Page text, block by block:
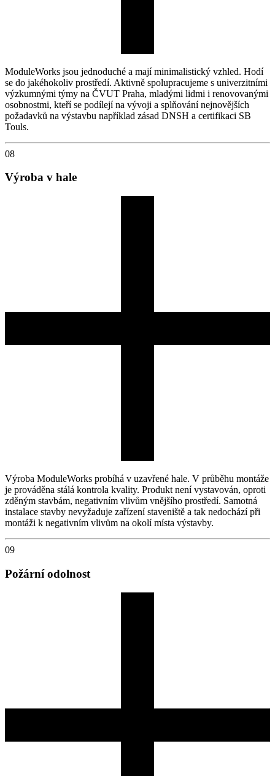
ModuleWorks jsou jednoduché a mají minimalistický vzhled. Hodí
se do jakéhokoliv prostředí. Aktivně spolupracujeme s univerzitními
výzkumnými týmy na ČVUT Praha, mladými lidmi i renovovanými
osobnostmi, kteří se podílejí na vývoji a splňování nejnovějších
požadavků na výstavbu například zásad DNSH a certifikaci SB
Touls.
08
Výroba v hale
Výroba ModuleWorks probíhá v uzavřené hale. V průběhu montáže
je prováděna stálá kontrola kvality. Produkt není vystavován, oproti
zděným stavbám, negativním vlivům vnějšího prostředí. Samotná
instalace stavby nevyžaduje zařízení staveniště a tak nedochází při
montáži k negativním vlivům na okolí místa výstavby.
09
Požární odolnost